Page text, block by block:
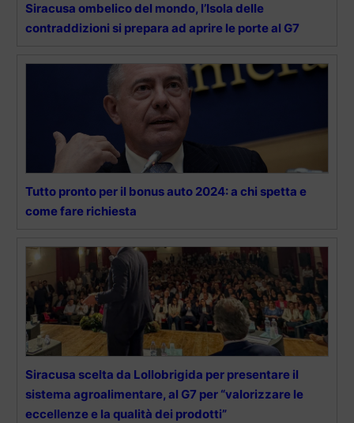
Siracusa ombelico del mondo, l’Isola delle
contraddizioni si prepara ad aprire le porte al G7
Tutto pronto per il bonus auto 2024: a chi spetta e
come fare richiesta
Siracusa scelta da Lollobrigida per presentare il
sistema agroalimentare, al G7 per “valorizzare le
eccellenze e la qualità dei prodotti”